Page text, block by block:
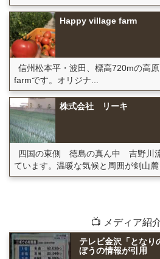
Happy village farm
信州松本平・波田、標高720mの高
farmです。オリジナ...
株式会社 リーキ
四国の東側 徳島の真ん中 吉野川
ています。温暖な気候と周囲が剣山麓
📺 メディア紹
テレビ金沢「となり
ぼうの情報が引用